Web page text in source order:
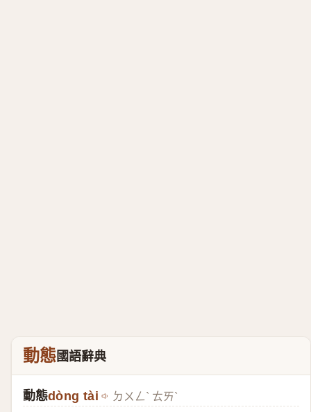
動態國語辭典
動態dòng tài ㄉㄨㄥˋ ㄊㄞˋ